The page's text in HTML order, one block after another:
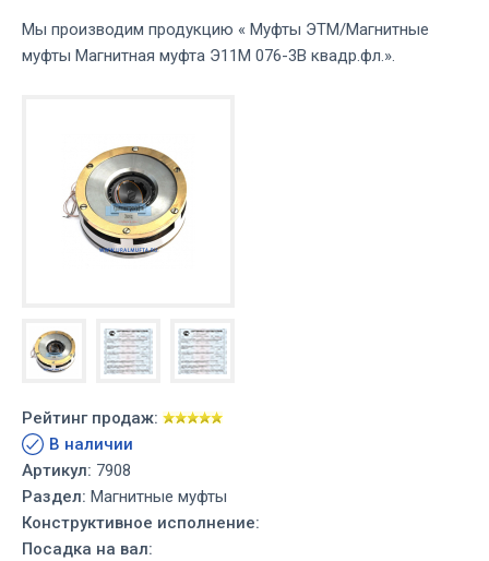
Мы производим продукцию « Муфты ЭТМ/Магнитные
муфты Магнитная муфта Э11М 076-3В квадр.фл.».
Рейтинг продаж:
В наличии
Артикул: 7908
Раздел: Магнитные муфты
Конструктивное исполнение:
Посадка на вал: